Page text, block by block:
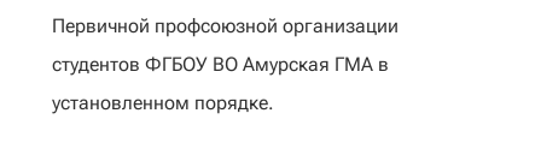
Первичной профсоюзной организации
студентов ФГБОУ ВО Амурская ГМА в
установленном порядке.